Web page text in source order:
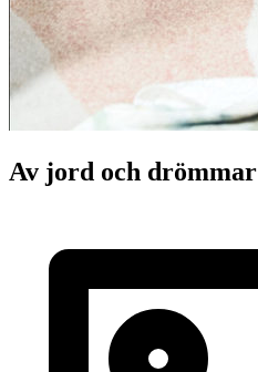
Av jord och drömmar